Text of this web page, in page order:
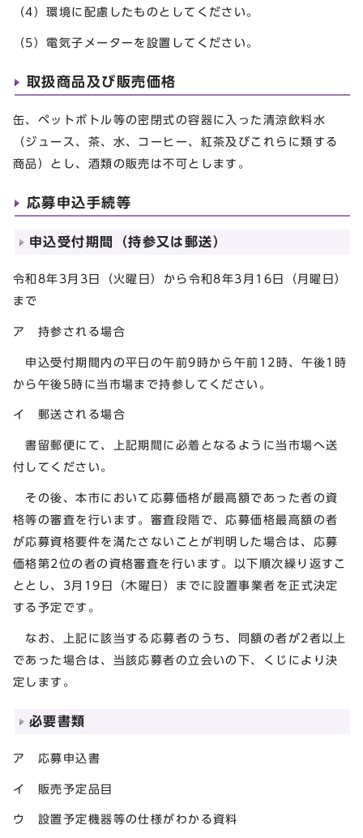
（4）環境に配慮したものとしてください。
（5）電気子メーターを設置してください。
取扱商品及び販売価格
缶、ペットボトル等の密閉式の容器に入った清涼飲料水
（ジュース、茶、水、コーヒー、紅茶及びこれらに類する
商品）とし、酒類の販売は不可とします。
応募申込手続等
申込受付期間（持参又は郵送）
令和8年3月3日（火曜日）から令和8年3月16日（月曜日）
まで
ア 持参される場合
申込受付期間内の平日の午前9時から午前12時、午後1時
から午後5時に当市場まで持参してください。
イ 郵送される場合
書留郵便にて、上記期間に必着となるように当市場へ送
付してください。
その後、本市において応募価格が最高額であった者の資
格等の審査を行います。審査段階で、応募価格最高額の者
が応募資格要件を満たさないことが判明した場合は、応募
価格第2位の者の資格審査を行います。以下順次繰り返すこ
ととし、3月19日（木曜日）までに設置事業者を正式決定
する予定です。
なお、上記に該当する応募者のうち、同額の者が2者以上
であった場合は、当該応募者の立会いの下、くじにより決
定します。
必要書類
ア 応募申込書
イ 販売予定品目
ウ 設置予定機器等の仕様がわかる資料